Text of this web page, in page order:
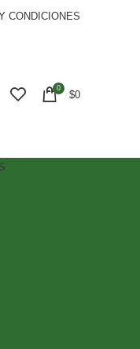
CONDICIONES
0
$0